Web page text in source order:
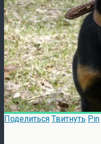
Поделиться Твитнуть Pin